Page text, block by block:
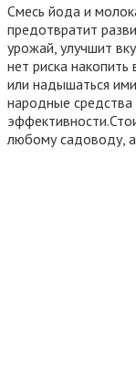
Смесь йода и
предотвратит
урожай, улучшит
нет риска
или надышаться
народные
любому садоводу, а